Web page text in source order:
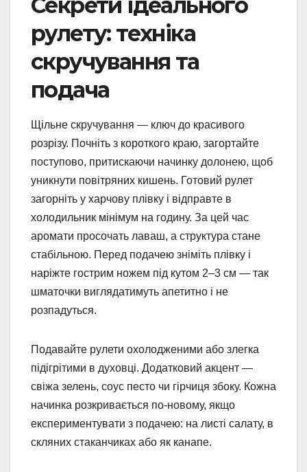
рулету: техніка
скручування та
подача
Щільне скручування — ключ до красивого
розрізу. Почніть з короткого краю, загортайте
поступово, притискаючи начинку долонею, щоб
уникнути повітряних кишень. Готовий рулет
загорніть у харчову плівку і відправте в
холодильник мінімум на годину. За цей час
аромати просочать лаваш, а структура стане
стабільною. Перед подачею зніміть плівку і
наріжте гострим ножем під кутом 2–3 см — так
шматочки виглядатимуть апетитно і не
розпадуться.
Подавайте рулети охолодженими або злегка
підігрітими в духовці. Додатковий акцент —
свіжа зелень, соус песто чи гірчиця збоку. Кожна
начинка розкривається по-новому, якщо
експериментувати з подачею: на листі салату, в
скляних стаканчиках або як канапе.